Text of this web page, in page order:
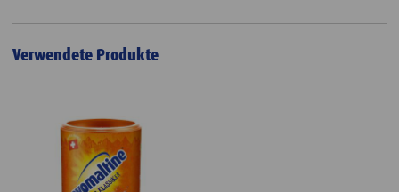
Verwendete Produkte